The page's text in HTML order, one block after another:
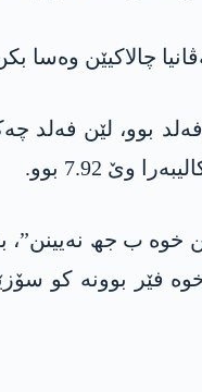
چالاکیێن وەسا
بوو، لێن فەلد
7.92 بوو.
خوە ب جھ
فێر بوونە کو